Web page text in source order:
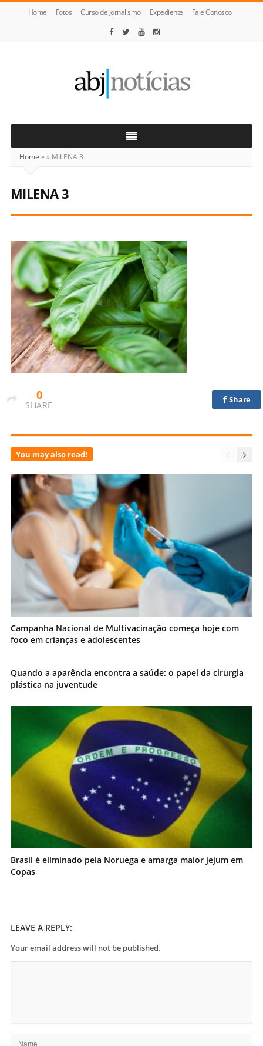
Home Fotos Curso de Jornalismo Expediente Fale Conosco
Notícias
Home »» MILENA 3
MILENA 3
0
SHARE
Share
You may also read!
Campanha Nacional de Multivacinação começa hoje com
foco em crianças e adolescentes
Quando a aparência encontra a saúde: o papel da cirurgia
plástica na juventude
Brasil é eliminado pela Noruega e amarga maior jejum em
Copas
LEAVE A REPLY:
Your email address will not be published.